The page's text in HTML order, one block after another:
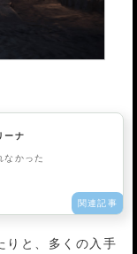
ーナ
なかった
りと、多くの入手